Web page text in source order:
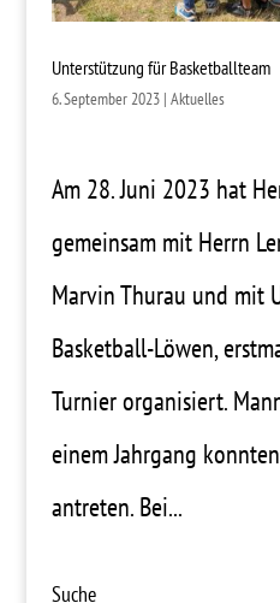
Unterstützung für Basketballteam
6. September 2023| Aktuelles
Am 28. Juni 2023 hat
gemeinsam mit Herrn
Marvin Thurau und mit
Basketball-Löwen,
Turnier organisiert.
einem Jahrgang
antreten. Bei...
Suche